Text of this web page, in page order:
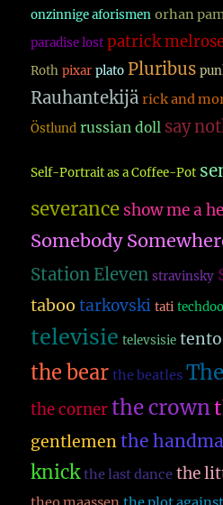
onzinnige aforismen orhan
paradise lost patrick
Roth pixar plato Pluribus
Rauhantekijä rick and
Östlund russian doll say
Self-Portrait as a Coffee-Pot
severance show me a
Somebody
Station Eleven stravinsky
taboo tarkovski tati
televisie televsisie
the bear the beatles
the corner the crown
gentlemen the
knick the last dance the